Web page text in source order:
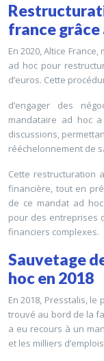
france grâce
En 2020, Altice
ad hoc pour
d’euros. Cette
d’engager des
mandataire ad hoc
discussions,
rééchelonnement de
Cette restructuration
financière, tout en
de ce mandat ad
pour des entreprises
financiers complexes.
Sauvetage
hoc en 2018
En 2018, Presstalis,
trouvé au bord de la
a eu recours à un
et les milliers